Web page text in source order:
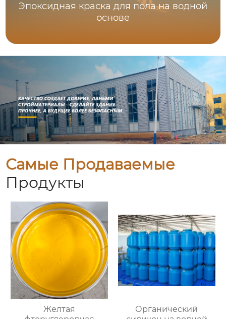
Эпоксидная краска для пола на водной
основе
Самые Продаваемые
Продукты
Желтая
Органический